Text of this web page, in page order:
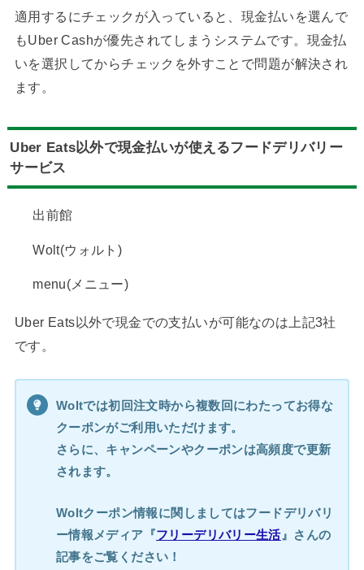
適用するにチェックが入っていると、現金払いを選んで
もUber Cashが優先されてしまうシステムです。現金払
いを選択してからチェックを外すことで問題が解決され
ます。
Uber Eats以外で現金払いが使えるフードデリバリー
サービス
出前館
Wolt(ウォルト)
menu(メニュー)
Uber Eats以外で現金での支払いが可能なのは上記3社
です。
Woltでは初回注文時から複数回にわたってお得な
クーポンがご利用いただけます。
さらに、キャンペーンやクーポンは高頻度で更新
されます。
Woltクーポン情報に関しましてはフードデリバリ
ー情報メディア『フリーデリバリー生活』さんの
記事をご覧ください！